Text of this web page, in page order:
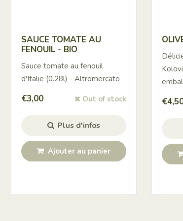
SAUCE TOMATE AU
FENOUIL - BIO
Sauce tomate au fenouil
d'Italie (0.28l) - Altromercato
€3,00 Out of stock
Plus d'infos
Ajouter au panier
€